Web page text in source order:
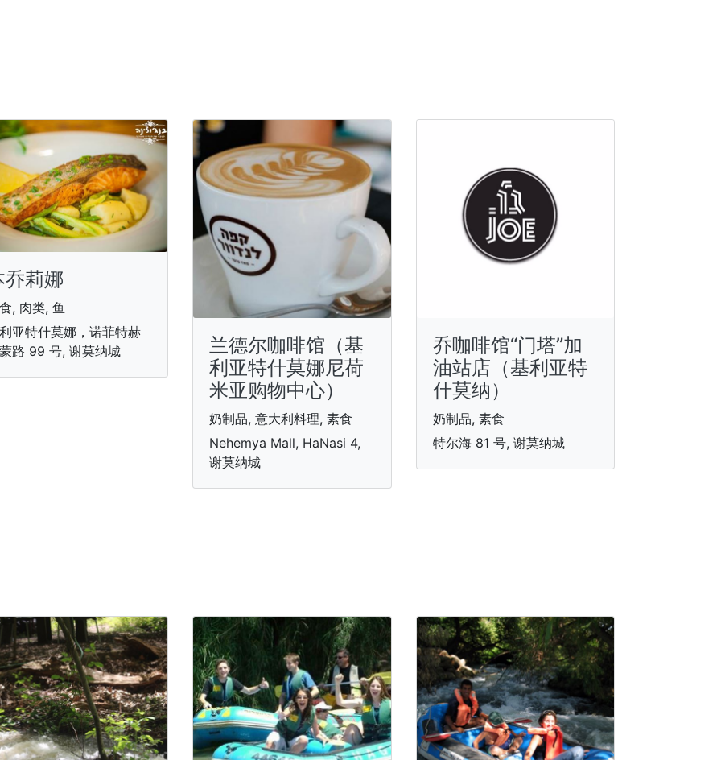
乔莉娜
, 肉类, 鱼
亚特什莫娜，诺菲特赫
路 99 号, 谢莫纳城
兰德尔咖啡馆（基
利亚特什莫娜尼荷
米亚购物中心）
奶制品, 意大利料理, 素食
Nehemya Mall, HaNasi 4,
谢莫纳城
乔咖啡馆“门塔”加
油站店（基利亚特
什莫纳）
奶制品, 素食
特尔海 81 号, 谢莫纳城